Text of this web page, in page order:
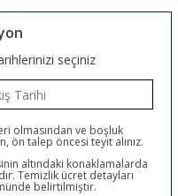
seçiniz
olmasından ve boşluk
ön talep öncesi teyit alınız.
altındaki konaklamalarda
Temizlik ücret detayları
belirtilmiştir.